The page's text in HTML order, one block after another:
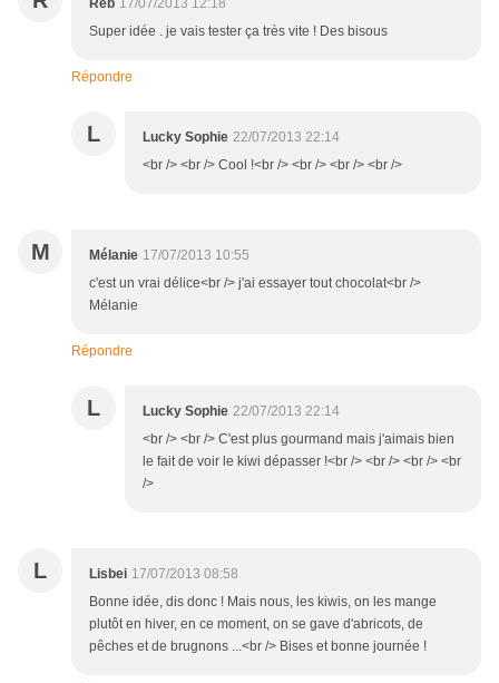
Reb 17/07/2013 12:18
Super idée . je vais tester ça très vite ! Des bisous
Répondre
L Lucky Sophie 22/07/2013 22:14
<br /> <br /> Cool !<br /> <br /> <br /> <br />
M Mélanie 17/07/2013 10:55
c'est un vrai délice<br /> j'ai essayer tout chocolat<br />
Mélanie
Répondre
L Lucky Sophie 22/07/2013 22:14
<br /> <br /> C'est plus gourmand mais j'aimais bien
le fait de voir le kiwi dépasser !<br /> <br /> <br /> <br
/>
L Lisbei 17/07/2013 08:58
Bonne idée, dis donc ! Mais nous, les kiwis, on les mange
plutôt en hiver, en ce moment, on se gave d'abricots, de
pêches et de brugnons ...<br /> Bises et bonne journée !